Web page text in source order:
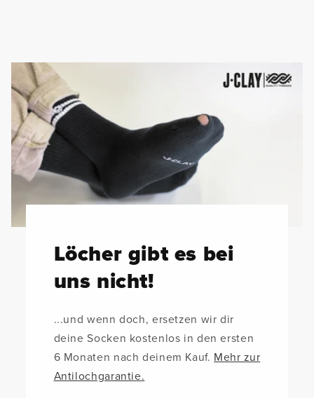
Löcher gibt es bei
uns nicht!
...und wenn doch, ersetzen wir dir
deine Socken kostenlos in den ersten
6 Monaten nach deinem Kauf. Mehr zur
Antilochgarantie.